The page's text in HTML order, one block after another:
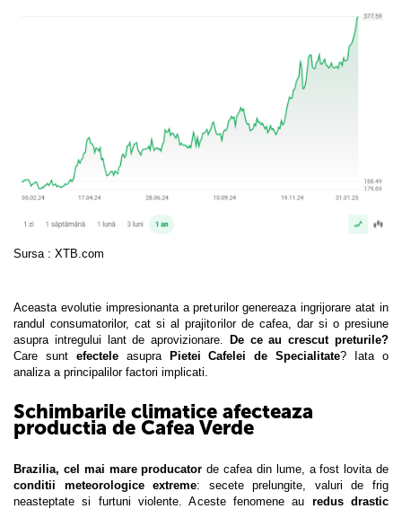
Sursa : XTB.com
Aceasta evolutie impresionanta a preturilor genereaza ingrijorare atat in
randul consumatorilor, cat si al prajitorilor de cafea, dar si o presiune
asupra intregului lant de aprovizionare.
De ce au crescut preturile?
Care sunt efecteleasupra Pietei Cafelei de Specialitate? Iata o
analiza a principalilor factori implicati.
Schimbarile climatice afecteaza
productia de Cafea Verde
Brazilia, cel mai mare producator de cafea din lume, a fost lovita de
conditii meteorologice extreme: secete prelungite, valuri de frig
neasteptate si furtuni violente. Aceste fenomene au redus drastic